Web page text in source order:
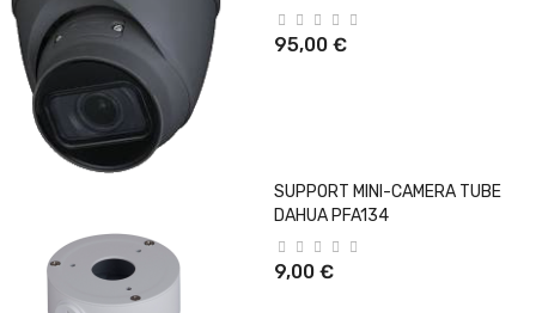
95,00 €
SUPPORT MINI-CAMERA TUBE
DAHUA PFA134
9,00 €